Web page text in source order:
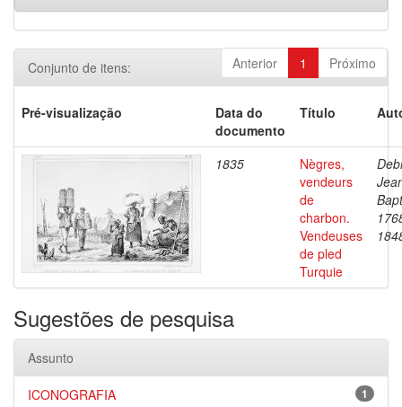
Anterior 1 Próximo
Conjunto de itens:
Pré-visualização
Data do
documento
Título
1835
Nègres,
vendeurs
de
charbon.
Vendeuses
de pled
Turquie
Sugestões de pesquisa
Assunto
1
ICONOGRAFIA